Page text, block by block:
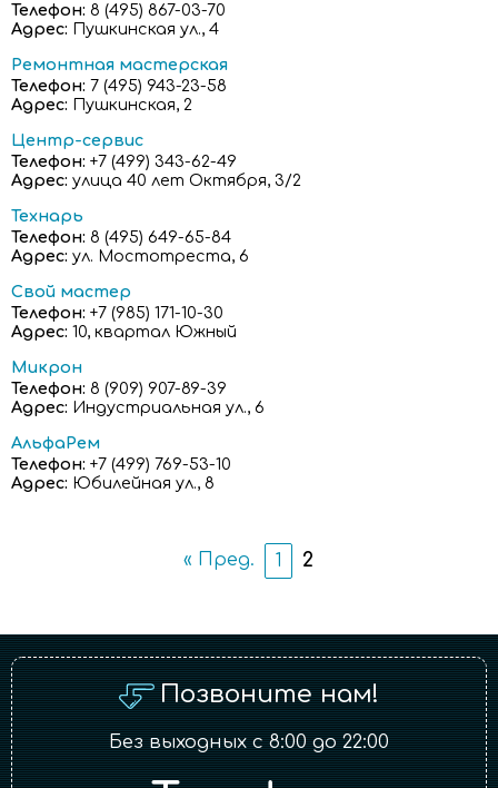
Телефон: 8 (495) 867-03-70
Адрес: Пушкинская ул., 4
Ремонтная мастерская
Телефон: 7 (495) 943-23-58
Адрес: Пушкинская, 2
Центр-сервис
Телефон: +7 (499) 343-62-49
Адрес: улица 40 лет Октября, 3/2
Технарь
Телефон: 8 (495) 649-65-84
Адрес: ул. Мостотреста, 6
Свой мастер
Телефон: +7 (985) 171-10-30
Адрес: 10, квартал Южный
Микрон
Телефон: 8 (909) 907-89-39
Адрес: Индустриальная ул., 6
АльфаРем
Телефон: +7 (499) 769-53-10
Адрес: Юбилейная ул., 8
« Пред. 1 2
Позвоните нам!
Без выходных с 8:00 до 22:00